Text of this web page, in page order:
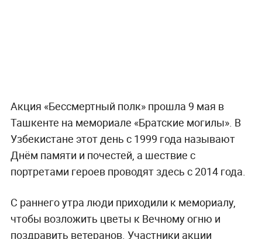
Акция «Бессмертный полк» прошла 9 мая в
Ташкенте на мемориале «Братские могилы». В
Узбекистане этот день с 1999 года называют
Днём памяти и почестей, а шествие с
портретами героев проводят здесь с 2014 года.
С раннего утра люди приходили к мемориалу,
чтобы возложить цветы к Вечному огню и
поздравить ветеранов. Участники акции